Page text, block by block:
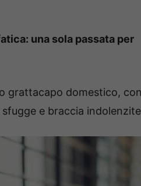
una sola passata per
grattacapo domestico, con
e braccia